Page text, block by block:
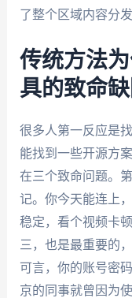
了整个区域内容分
传统方法
具的致命
很多人第一反应是
能找到一些开源方
在三个致命问题。
记。你今天能连上
稳定，看个视频卡
三，也是最重要的
可言，你的账号密
京的同事就曾因为